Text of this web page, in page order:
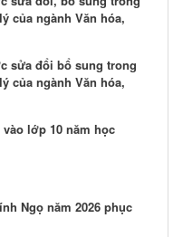
của ngành Văn hóa,
sửa đổi bổ sung trong
của ngành Văn hóa,
lớp 10 năm học
Ngọ năm 2026 phục